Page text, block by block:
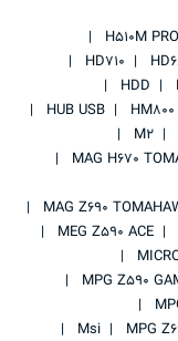
H510M
HD710
HDD
HM800
HUB USB
M2
MAG H670
MAG Z690
MEG Z590 ACE
MPG Z590
MPG
Msi